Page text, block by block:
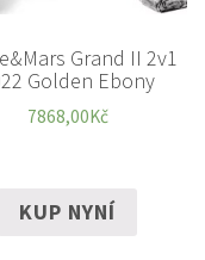
Grand II 2v1
Golden Ebony
7868,00Kč
KUP NYNÍ